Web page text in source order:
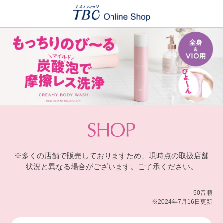
※多くの店舗で販売しておりますため、現時点の取扱店舗
状況と異なる場合がございます。ご了承ください。
50音順
※2024年7月16日更新